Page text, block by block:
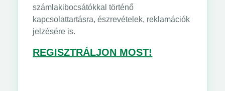
számlakibocsátókkal történő
kapcsolattartásra, észrevételek, reklamációk
jelzésére is.
REGISZTRÁLJON MOST!